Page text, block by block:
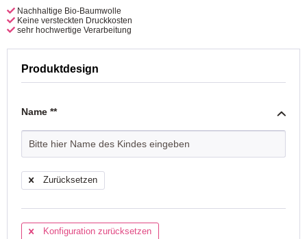
Nachhaltige Bio-Baumwolle
Keine versteckten Druckkosten
sehr hochwertige Verarbeitung
Produktdesign
Name **
Zurücksetzen
Konfiguration zurücksetzen